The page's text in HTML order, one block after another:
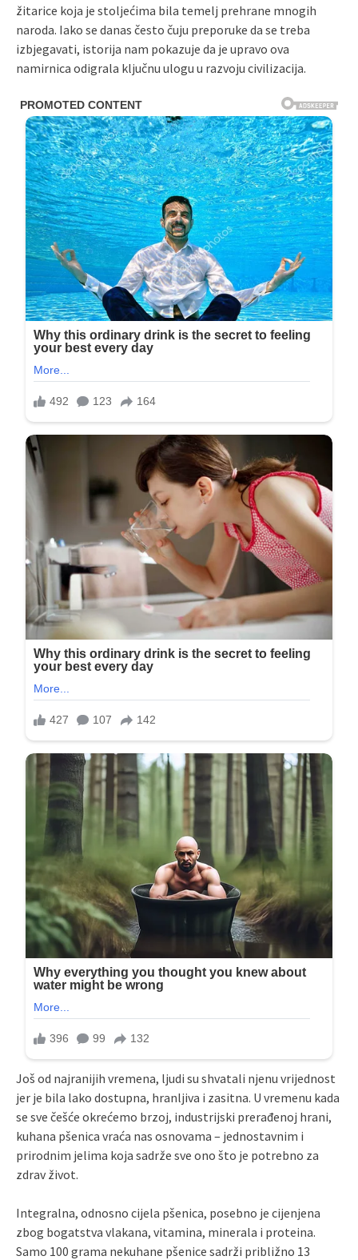
žitarice koja je stoljećima bila temelj prehrane mnogih
naroda. Iako se danas često čuju preporuke da se treba
izbjegavati, istorija nam pokazuje da je upravo ova
namirnica odigrala ključnu ulogu u razvoju civilizacija.
Još od najranijih vremena, ljudi su shvatali njenu vrijednost
jer je bila lako dostupna, hranljiva i zasitna. U vremenu kada
se sve češće okrećemo brzoj, industrijski prerađenoj hrani,
kuhana pšenica vraća nas osnovama – jednostavnim i
prirodnim jelima koja sadrže sve ono što je potrebno za
zdrav život.
Integralna, odnosno cijela pšenica, posebno je cijenjena
zbog bogatstva vlakana, vitamina, minerala i proteina.
Samo 100 grama nekuhane pšenice sadrži približno 13